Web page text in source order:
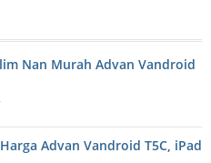
Nan Murah Advan Vandroid
Advan Vandroid T5C, iPad